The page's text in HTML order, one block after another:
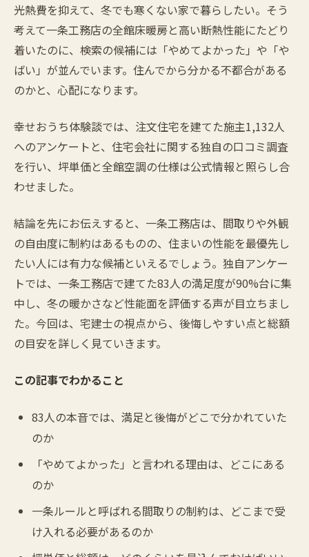
光熱費を抑えて、冬でも寒くない家で暮らしたい。そう
考えて一条工務店の全館床暖房と高い断熱性能にたどり
着いたのに、検索の候補には「やめてよかった」や「や
ばい」が並んでいます。住んでから分かる不都合がある
のかと、心配になります。
幸せおうち体験談では、注文住宅を建てた施主1,132人
へのアンケートと、住宅会社に関する独自の口コミ調査
を行い、坪単価と全館空調の仕様は公式情報と照らし合
わせました。
結論を先にお伝えすると、一条工務店は、間取りや外観
の自由度に制約はあるものの、住まいの性能を最優先し
たい人には有力な候補といえるでしょう。独自アンケー
トでは、一条工務店で建てた83人の満足度が90%台に集
中し、冬の暖かさなど性能面を評価する声が目立ちまし
た。今回は、宅建士の視点から、後悔しやすい点と総額
の目安を詳しく見ていきます。
この記事でわかること
83人の本音では、満足と後悔がどこで分かれていた
のか
「やめてよかった」と言われる理由は、どこにある
のか
一条ルールと呼ばれる間取りの制約は、どこまで受
け入れる必要があるのか